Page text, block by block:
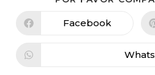
Facebook